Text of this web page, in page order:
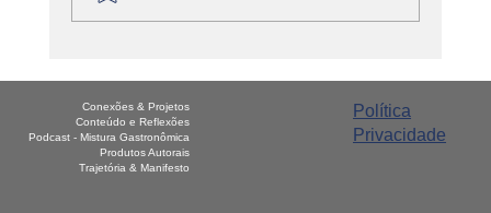
Política
Privacidade
Conexões & Projetos
Conteúdo e Reflexões
Podcast - Mistura Gastronômica
Produtos Autorais
Trajetória & Manifesto